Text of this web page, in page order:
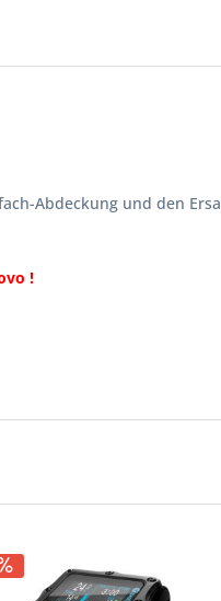
Abdeckung und den
!